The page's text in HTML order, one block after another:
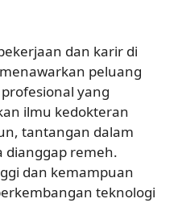
dan karir di
peluang
yang
ilmu kedokteran
tantangan dalam
dianggap remeh.
dan kemampuan
teknologi